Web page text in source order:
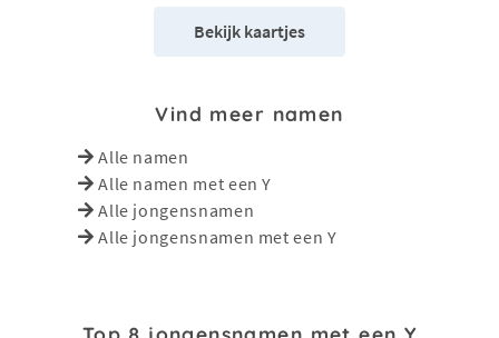
Bekijk kaartjes
Vind meer namen
Alle namen
Alle namen met een Y
Alle jongensnamen
Alle jongensnamen met een Y